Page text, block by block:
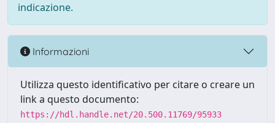
indicazione.
Informazioni
Utilizza questo identificativo per citare o creare un
link a questo documento:
https://hdl.handle.net/20.500.11769/95933